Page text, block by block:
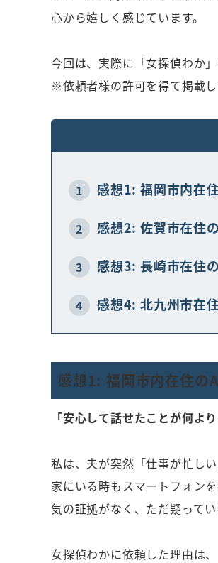
心から嬉しく感じています。
今回は、実際に「女探偵わか
※依頼者様の許可を得て掲載し
1 感想1: 福岡市内在
2 感想2: 佐賀市在住
3 感想3: 長崎市在住
4 感想4: 北九州市在
感想1: 福岡市内在住の
「安心して話せたことが何よ
私は、夫が突然「仕事が忙し
家にいる時もスマートフォン
気の証拠がなく、ただ疑って
女探偵わかに依頼した理由は